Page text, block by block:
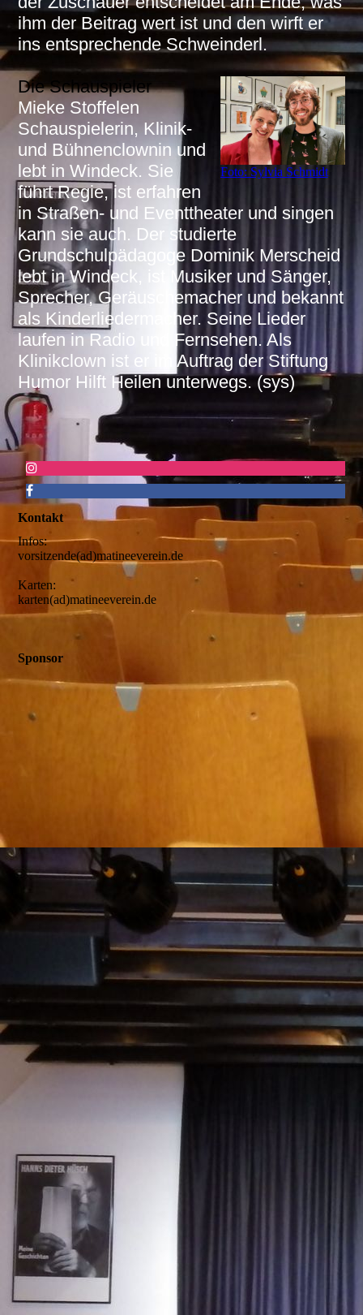
ihm der Beitrag wert ist und den wirft er
ins entsprechende Schweinderl.
Foto: Sylvia Schmidt
Die Schauspieler
Mieke Stoffelen
Schauspielerin, Klinik-
und Bühnenclownin und
lebt in Windeck. Sie
führt Regie, ist erfahren
in Straßen- und Eventtheater und singen
kann sie auch. Der studierte
Grundschulpädagoge Dominik Merscheid
lebt in Windeck, ist Musiker und Sänger,
Sprecher, Geräuschemacher und bekannt
als Kinderliedermacher. Seine Lieder
laufen in Radio und Fernsehen. Als
Klinikclown ist er im Auftrag der Stiftung
Humor Hilft Heilen unterwegs. (sys)
Kontakt
Infos:
vorsitzende(ad)matineeverein.de
Karten:
karten(ad)matineeverein.de
Sponsor